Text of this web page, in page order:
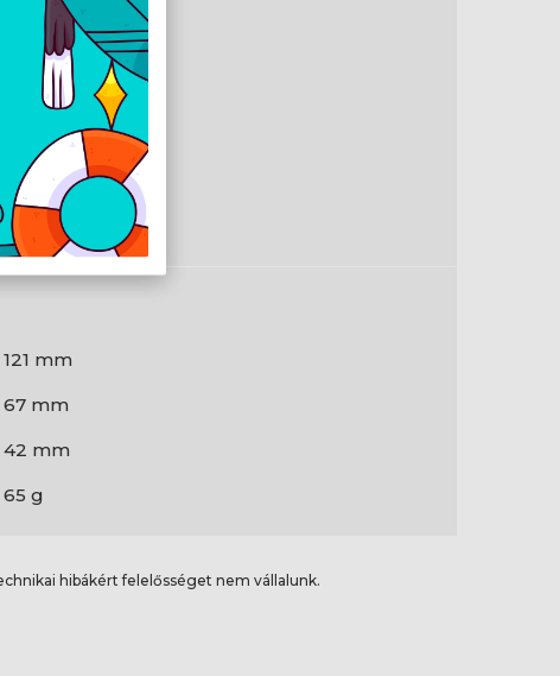
Görgő
2 m
Fehér
121 mm
67 mm
42 mm
65 g
hibákért felelősséget nem vállalunk.